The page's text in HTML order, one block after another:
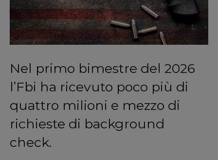
Nel primo bimestre del 2026
l’Fbi ha ricevuto poco più di
quattro milioni e mezzo di
richieste di background
check.